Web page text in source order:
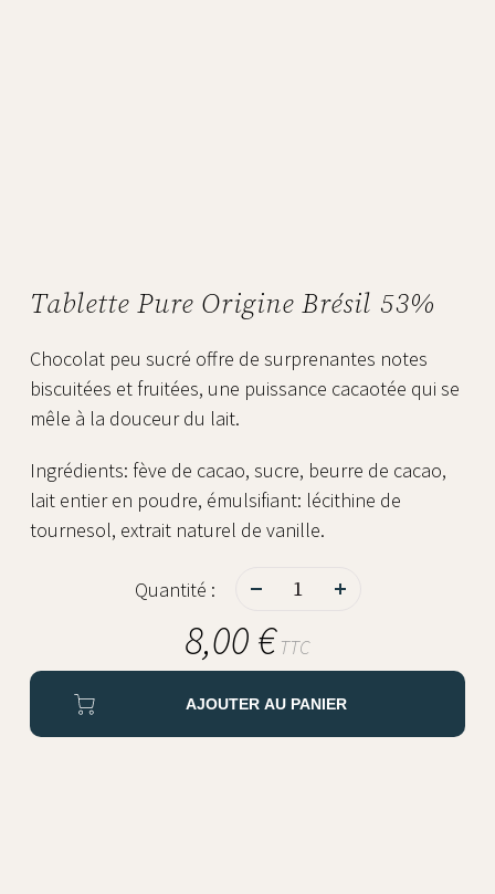
Tablette Pure Origine Brésil 53%
Chocolat peu sucré offre de surprenantes notes
biscuitées et fruitées, une puissance cacaotée qui se
mêle à la douceur du lait.
Ingrédients: fève de cacao, sucre, beurre de cacao,
lait entier en poudre, émulsifiant: lécithine de
tournesol, extrait naturel de vanille.
Quantité :
-
8,00 € TTC
AJOUTER AU PANIER